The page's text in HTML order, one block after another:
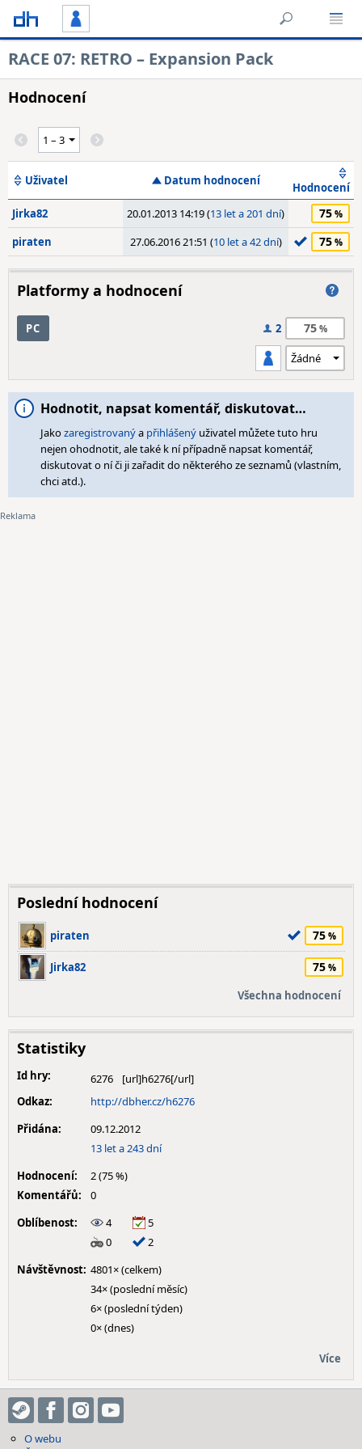
RACE 07: RETRO – Expansion Pack
Hodnocení
Uživatel Datum hodnocení
Hodnocení
Jirka82
20.01.2013 14:19 (13 let a 201 dní) 75
piraten 27.06.2016 21:51 (10 let a 42 dní) 75
Platformy a hodnocení
PC 2 75
Hodnotit, napsat komentář, diskutovat…
Jakozaregistrovanýa přihlášený uživatel můžete tuto hru
nejen ohodnotit, ale také k ní případně napsat komentář,
diskutovat o ní či ji zařadit do některého ze seznamů (vlastním,
chci atd.).
Poslední hodnocení
piraten 75
Jirka82 75
Všechna hodnocení
Statistiky
Id hry:
6276
Odkaz:
http://dbher.cz/h6276
Přidána:
09.12.2012
13 let a 243 dní
Hodnocení:
2 (75 %)
Komentářů:
0
Oblíbenost:
4
5
0
2
Návštěvnost: 4801× (celkem)
34× (poslední měsíc)
6× (poslední týden)
0× (dnes)
Více
O webu